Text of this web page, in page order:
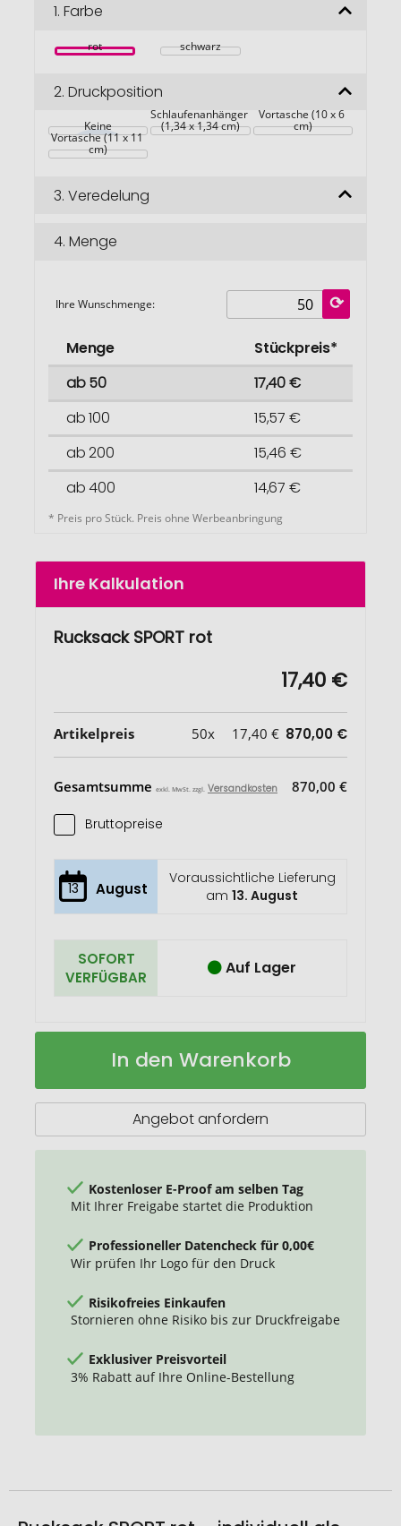
Bildgalerie
1. Farbe
rot schwarz
2. Druckposition
Keine
Schlaufenanhänger
(1,34 x 1,34 cm)
Vortasche (10 x 6
cm)
oberhalb der
Vortasche (11 x 11
cm)
3. Veredelung
4. Menge
Ihre Wunschmenge:
Menge
Stückpreis*
ab 50
17,40 €
ab 100
15,57 €
ab 200
15,46 €
ab 400
14,67 €
* Preis pro Stück. Preis ohne Werbeanbringung
Ihre Kalkulation
Rucksack SPORT rot
17,40 €
Artikelpreis 50x 17,40 € 870,00 €
Gesamtsumme exkl. MwSt. zzgl. Versandkosten 870,00 €
Bruttopreise
13 August
Voraussichtliche Lieferung
am13. August
SOFORT
VERFÜGBAR
Auf Lager
Rucksack
Auf
In den Warenkorb
Angebot anfordern
Kostenloser E-Proof am selben Tag
Mit Ihrer Freigabe startet die Produktion
Professioneller Datencheck für 0,00€
Wir prüfen Ihr Logo für den Druck
Risikofreies Einkaufen
Stornieren ohne Risiko bis zur Druckfreigabe
Exklusiver Preisvorteil
3% Rabatt auf Ihre Online-Bestellung